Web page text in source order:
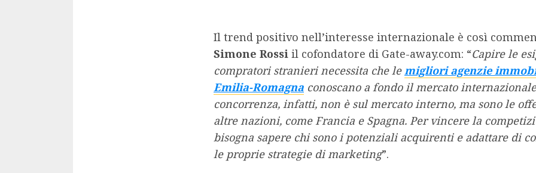
Il trend positivo nell’interesse internazionale è così
Simone Rossi il cofondatore di Gate-away.com: “Capire le
compratori stranieri necessita che lemigliori agenzie
Emilia-Romagna conoscano a fondo il mercato
concorrenza, infatti, non è sul mercato interno, ma sono le
altre nazioni, come Francia e Spagna. Per vincere la
bisogna sapere chi sono i potenziali acquirenti e adattare di
le proprie strategie di marketing”.